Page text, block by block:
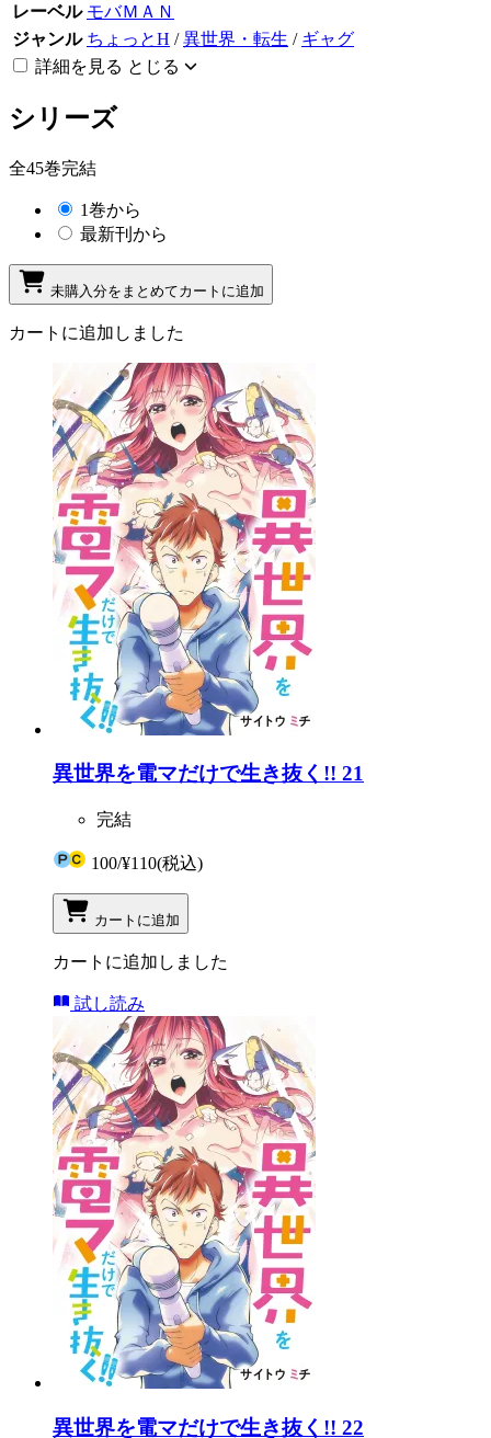
レーベル モバＭＡＮ
ジャンル ちょっとH /異世界・転生 / ギャグ
詳細を見る とじる
シリーズ
全45巻完結
1巻から
最新刊から
未購入分をまとめてカートに追加
カートに追加しました
異世界を電マだけで生き抜く!! 21
完結
100/¥110(税込)
カートに追加
カートに追加しました
試し読み
異世界を電マだけで生き抜く!! 22